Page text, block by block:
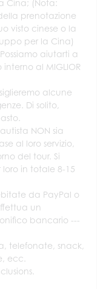
Cina; (Nota:
prenotazione
visto cinese o la
per la Cina)
aiutarti a
al MIGLIOR
alcune
Di solito,
NON sia
al loro servizio,
del tour. Si
in totale 8-15
da PayPal o
un
bancario ---
telefonate, snack,
ecc.